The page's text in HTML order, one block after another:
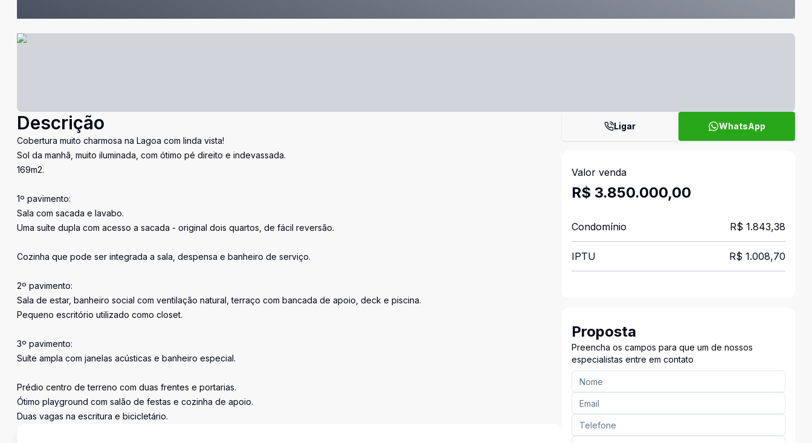
Descrição
Cobertura muito charmosa na Lagoa com linda vista!
Sol da manhã, muito iluminada, com ótimo pé direito e indevassada.
169m2.
1º pavimento:
Sala com sacada e lavabo.
Uma suíte dupla com acesso a sacada - original dois quartos, de fácil reversão.
Cozinha que pode ser integrada a sala, despensa e banheiro de serviço.
2º pavimento:
Sala de estar, banheiro social com ventilação natural, terraço com bancada de apoio, deck e piscina.
Pequeno escritório utilizado como closet.
3º pavimento:
Suíte ampla com janelas acústicas e banheiro especial.
Prédio centro de terreno com duas frentes e portarias.
Ótimo playground com salão de festas e cozinha de apoio.
Duas vagas na escritura e bicicletário.
Ligar WhatsApp
Valor venda
R$ 3.850.000,00
Condomínio R$ 1.843,38
IPTU R$ 1.008,70
Proposta
Preencha os campos para que um de nossos
especialistas entre em contato